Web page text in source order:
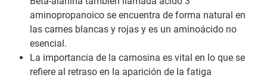
aminopropanoico se encuentra de forma natural en
las carnes blancas y rojas y es un aminoácido no
esencial.
La importancia de la carnosina es vital en lo que se
refiere al retraso en la aparición de la fatiga